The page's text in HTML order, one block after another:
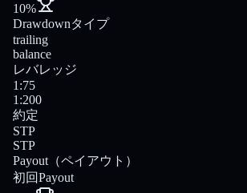
10%
Drawdownタイプ
trailing
balance
レバレッジ
1:75
1:200
約定
STP
STP
Payout（ペイアウト）
初回Payout